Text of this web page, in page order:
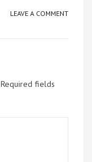
LEAVE A COMMENT
Required fields